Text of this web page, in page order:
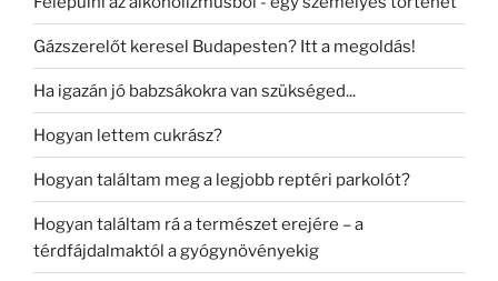
Gázszerelőt keresel Budapesten? Itt a megoldás!
Ha igazán jó babzsákokra van szükséged...
Hogyan lettem cukrász?
Hogyan találtam meg a legjobb reptéri parkolót?
Hogyan találtam rá a természet erejére – a
térdfájdalmaktól a gyógynövényekig